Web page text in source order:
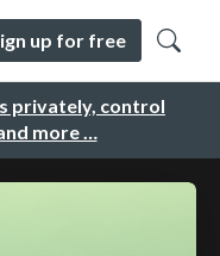
privately, control
more …
up for free